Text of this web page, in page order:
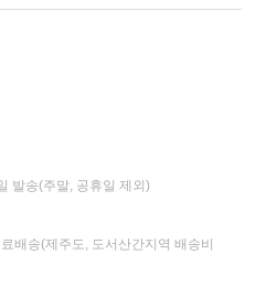
발송(주말, 공휴일 제외)
배송(제주도, 도서산간지역 배송비